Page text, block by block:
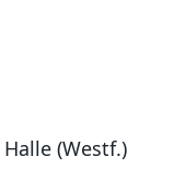
(Westf.)